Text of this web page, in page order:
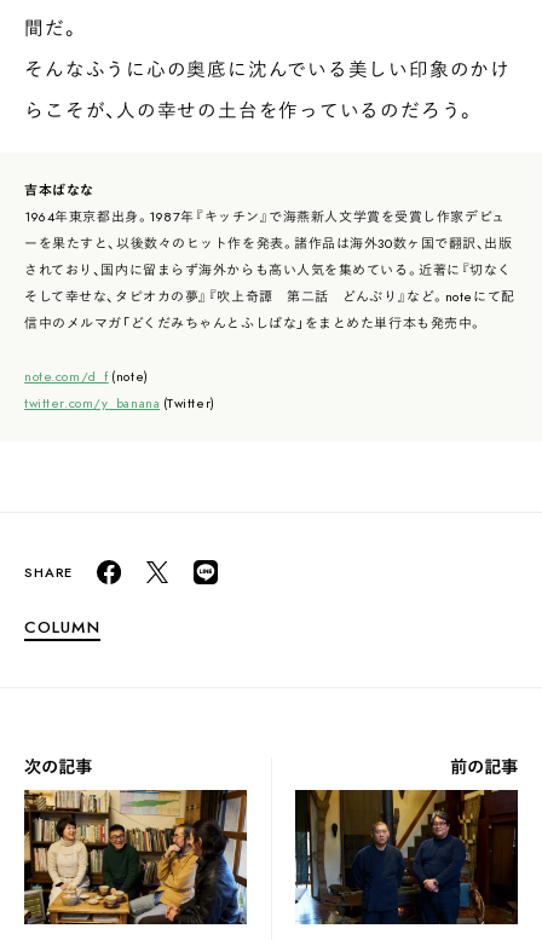
間だ。
そんなふうに心の奥底に沈んでいる美しい印象のかけ
らこそが、人の幸せの土台を作っているのだろう。
吉本ばなな
1964年東京都出身。1987年『キッチン』で海燕新人文学賞を受賞し作家デビュ
ーを果たすと、以後数々のヒット作を発表。諸作品は海外30数ヶ国で翻訳、出版
されており、国内に留まらず海外からも高い人気を集めている。近著に『切なく
そして幸せな、タピオカの夢』『吹上奇譚 第二話 どんぶり』など。noteにて配
信中のメルマガ「どくだみちゃんとふしばな」をまとめた単行本も発売中。
note.com/d_f(note)
twitter.com/y_banana (Twitter)
COLUMN
次の記事 前の記事